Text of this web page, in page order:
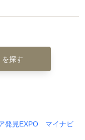
探す
発見EXPO マイナビ